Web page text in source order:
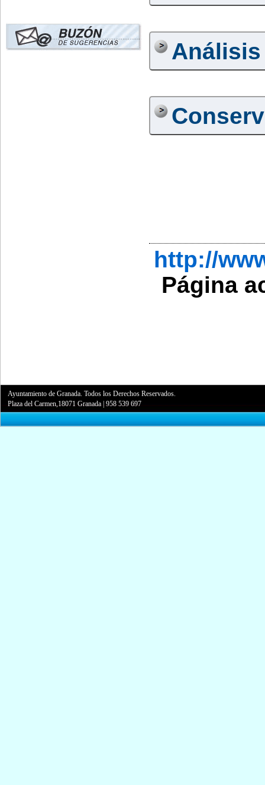
http://
Página
Ayuntamiento de Granada. Todos los Derechos Reservados.
Plaza del Carmen,18071 Granada |958 539 697